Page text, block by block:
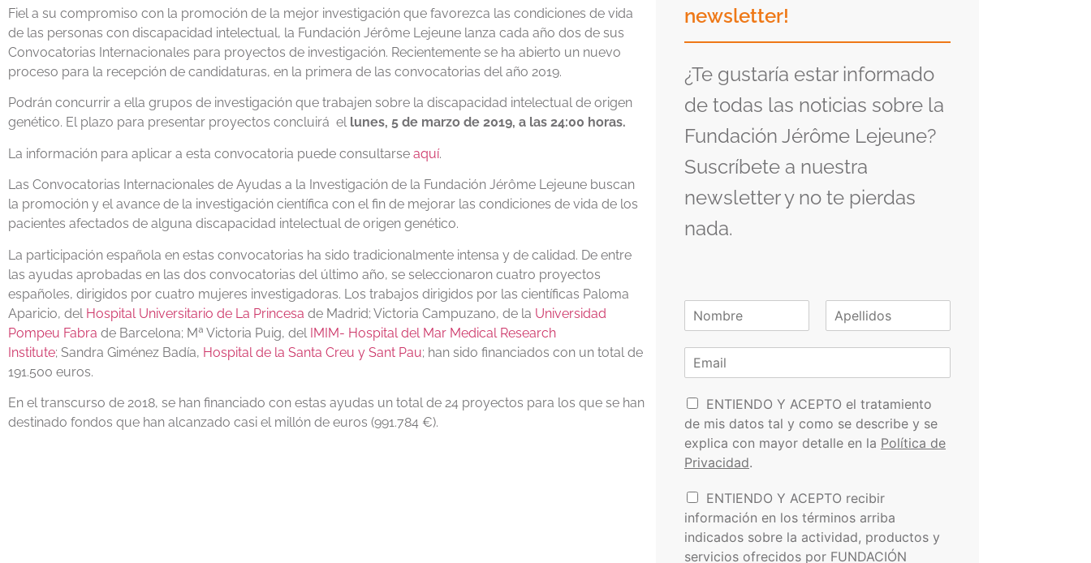
Fiel a su compromiso con la promoción de la mejor investigación que favorezca las condiciones de vida
de las personas con discapacidad intelectual, la Fundación Jérôme Lejeune lanza cada año dos de sus
Convocatorias Internacionales para proyectos de investigación. Recientemente se ha abierto un nuevo
proceso para la recepción de candidaturas, en la primera de las convocatorias del año 2019.
Podrán concurrir a ella grupos de investigación que trabajen sobre la discapacidad intelectual de origen
genético. El plazo para presentar proyectos concluirá el lunes, 5 de marzo de 2019, a las 24:00 horas.
La información para aplicar a esta convocatoria puede consultarse aquí.
Las Convocatorias Internacionales de Ayudas a la Investigación de la Fundación Jérôme Lejeune buscan
la promoción y el avance de la investigación científica con el fin de mejorar las condiciones de vida de los
pacientes afectados de alguna discapacidad intelectual de origen genético.
La participación española en estas convocatorias ha sido tradicionalmente intensa y de calidad. De entre
las ayudas aprobadas en las dos convocatorias del último año, se seleccionaron cuatro proyectos
españoles, dirigidos por cuatro mujeres investigadoras. Los trabajos dirigidos por las científicas Paloma
Aparicio, del Hospital Universitario de La Princesa de Madrid; Victoria Campuzano, de la Universidad
Pompeu Fabra de Barcelona; Mª Victoria Puig, del IMIM- Hospital del Mar Medical Research
Institute; Sandra Giménez Badía, Hospital de la Santa Creu y Sant Pau; han sido financiados con un total de
191.500 euros.
En el transcurso de 2018, se han financiado con estas ayudas un total de 24 proyectos para los que se han
destinado fondos que han alcanzado casi el millón de euros (991.784 €).
newsletter!
¿Te gustaría estar informado
de todas las noticias sobre la
Fundación Jérôme Lejeune?
Suscríbete a nuestra
newsletter y no te pierdas
nada.
*
o
b
e
p
l
i
o
s
r
e
e
l
c
t
r
P
o
l
í
t
c
a
d
e
ENTIENDO Y ACEPTO el tratamiento
de mis datos tal y como se describe y se
explica con mayor detalle en la Política de
Privacidad.
I
n
f
o
ENTIENDO Y ACEPTO recibir
información en los términos arriba
indicados sobre la actividad, productos y
servicios ofrecidos por FUNDACIÓN